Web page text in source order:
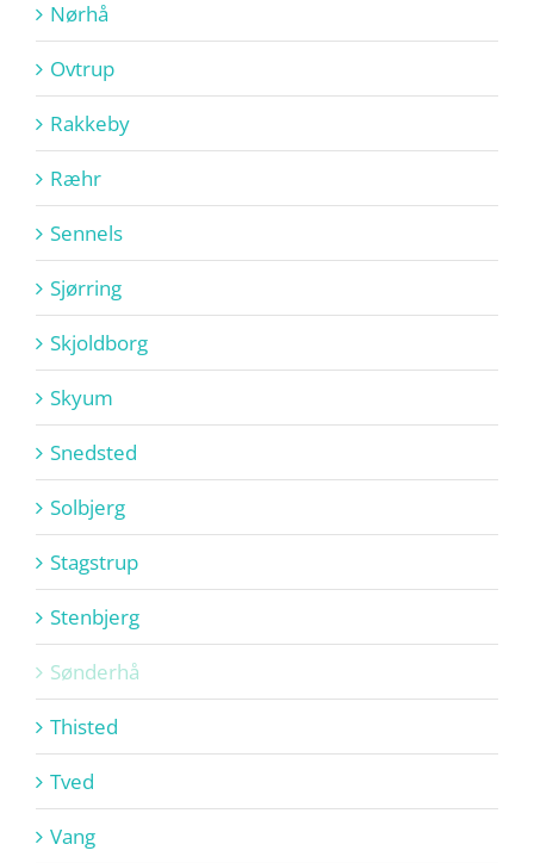
Nørhå
Ovtrup
Rakkeby
Ræhr
Sennels
Sjørring
Skjoldborg
Skyum
Snedsted
Solbjerg
Stagstrup
Stenbjerg
Sønderhå
Thisted
Tved
Vang